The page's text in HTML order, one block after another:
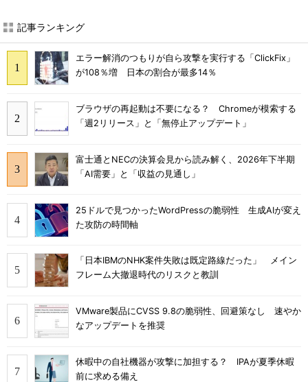
記事ランキング
エラー解消のつもりが自ら攻撃を実行する「ClickFix」
が108％増 日本の割合が最多14％
ブラウザの再起動は不要になる？ Chromeが模索する
「週2リリース」と「無停止アップデート」
富士通とNECの決算会見から読み解く、2026年下半期
「AI需要」と「収益の見通し」
25ドルで見つかったWordPressの脆弱性 生成AIが変え
た攻防の時間軸
「日本IBMのNHK案件失敗は既定路線だった」 メイン
フレーム大撤退時代のリスクと教訓
VMware製品にCVSS 9.8の脆弱性、回避策なし 速やか
なアップデートを推奨
休暇中の自社機器が攻撃に加担する？ IPAが夏季休暇
前に求める備え